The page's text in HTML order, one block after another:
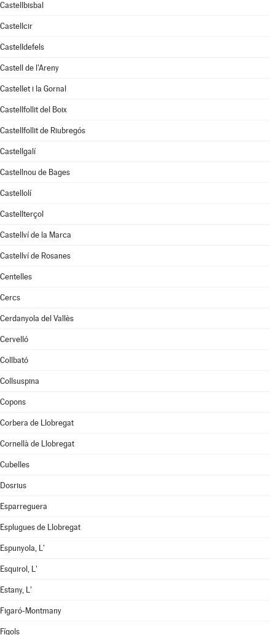
Castellbisbal
Castellcir
Castelldefels
Castell de l'Areny
Castellet i la Gornal
Castellfollit del Boix
Castellfollit de Riubregós
Castellgalí
Castellnou de Bages
Castellolí
Castellterçol
Castellví de la Marca
Castellví de Rosanes
Centelles
Cercs
Cerdanyola del Vallès
Cervelló
Collbató
Collsuspina
Copons
Corbera de Llobregat
Cornellà de Llobregat
Cubelles
Dosrius
Esparreguera
Esplugues de Llobregat
Espunyola, L'
Esquirol, L'
Estany, L'
Figaró-Montmany
Fígols